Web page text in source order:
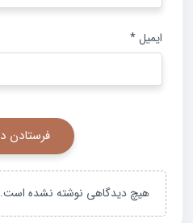
ایمیل*
هیچ دیدگاهی نوشته نشده است.